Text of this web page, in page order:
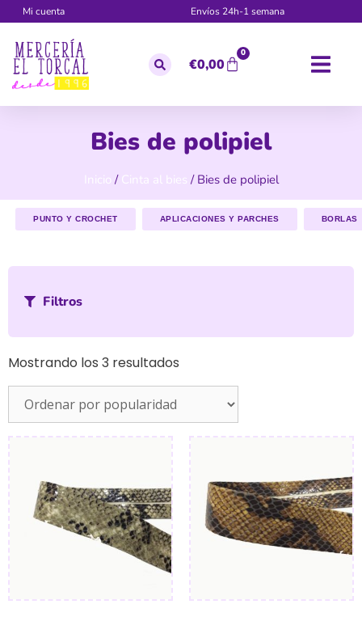
Mi cuenta Envíos 24h-1 semana
€0,00
0
Bies de polipiel
Inicio / Cinta al bies / Bies de polipiel
PUNTO Y CROCHET APLICACIONES Y PARCHES BORLAS
Filtros
Mostrando los 3 resultados